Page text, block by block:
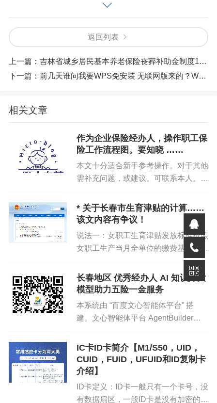
观察和收集城市在以下
8 个方面存在的问题和优
点：
生态宜居：包括空气质量、水质状况、公
安全韧性：涵盖城市应对自然灾害的能
力、消防设施配备、治安状况、应急避难场
所设置等。
堵情况、停车场设置、交通信号灯合理性
风貌特色：例如历史文化建筑保护、城市
6. 整洁有序：包含垃圾分类处理情况、市容
环境卫生、市场经营秩序等。
7. 多元包容：关注对不同群体的服务设施，
型空间等。
8.创新活力：如科技创新企业数量、创业扶
持政策、文化创意产业发展等。
反映市民对城市发展的诉求和意见，关注老年
返回列表
上一篇： 吉林省城乡居民基本养老保险丧葬补助金制度1月1日起全面实施
下一篇： 前几天谁问我要WPS免安装 无联网版来的？WPS Office 2016
相关文章
作为企业保险经办人，操作职工保
险工作流程图。要知晓 ……
本文十分适合新手参考操作。对于其他
需补充问题，或建议。可联系本人。尚
环节有问题，处理哪个环节。带有
logo 标志的，均附有地址链接。点击
* 关于长春市生育津贴的计算……
该文内容有争议！
说法一：女职工生育津贴发放标准按照
女职工生产当月全单位的缴费基数为
准。说法二：单位上年日平均工资基数
依据：图2，不可能是2023年 1-12月
平均工资，因为2023年1-3月执行的是
长春地区 优秀经办人 AI 知识库大
模型助力五险一金服务
本系统由 “百度文心智能体平台” 搭
建。文心智能体平台 AgentBuilder，
平台，支持广大开发者根据自身行业领
域、应用场景，选取不同类型的开发方
式，打造大模...
IC卡ID卡简介【M1/S50，UID，
CUID，FUID，UFUID和ID复制卡
介绍】
ID卡定义：ID卡一般只有一个卡号，没
有数据扇区，一般ID卡是没有加密的，